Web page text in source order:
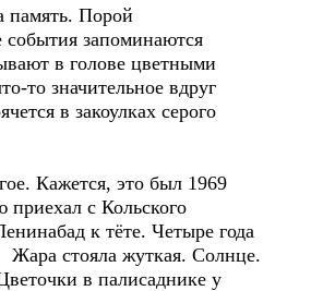
память. Порой
события запоминаются
в голове цветными
то значительное вдруг
в закоулках серого
Кажется, это был 1969
приехал с Кольского
к тёте. Четыре года
Жара стояла жуткая. Солнце.
в палисаднике у